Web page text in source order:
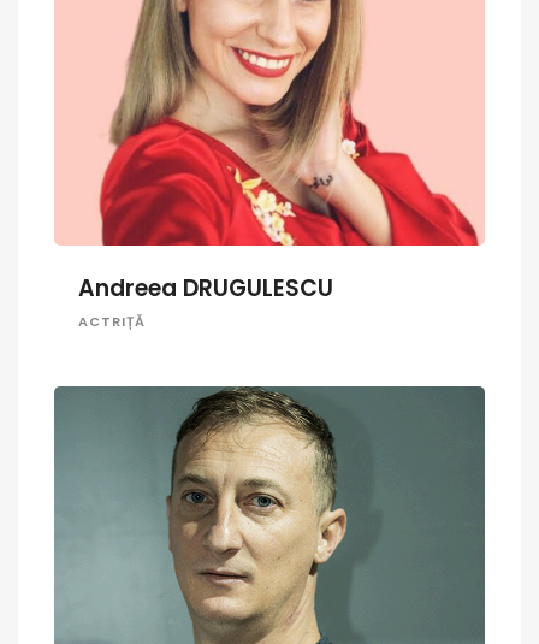
Andreea DRUGULESCU
ACTRIȚĂ